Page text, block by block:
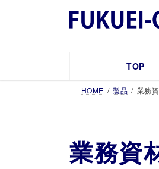
TOP
HOME 製品 業務
業務資